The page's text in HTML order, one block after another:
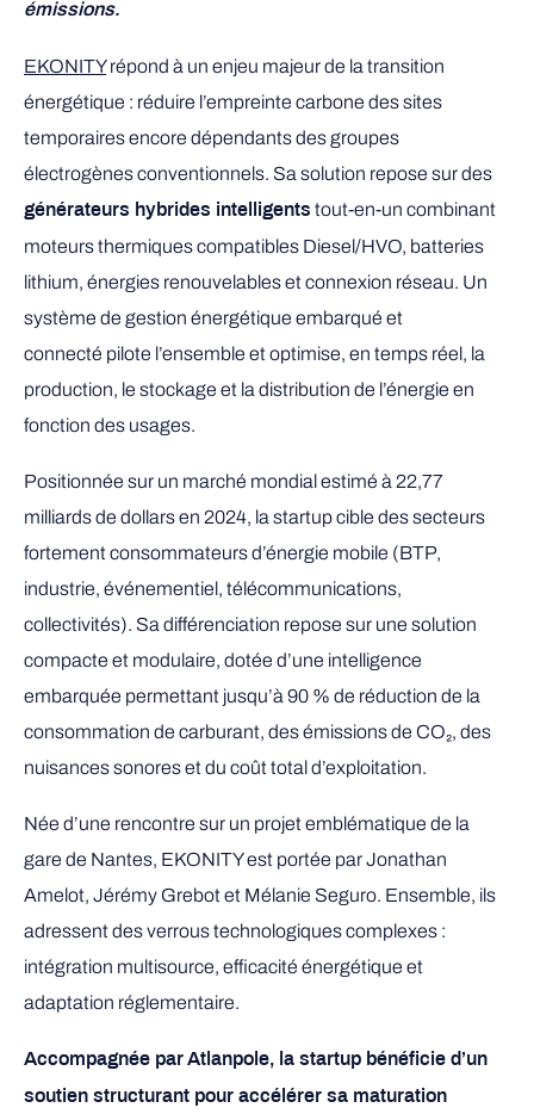
émissions.
EKONITYrépond à un enjeu majeur de la transition
énergétique : réduire l’empreinte carbone des sites
temporaires encore dépendants des groupes
électrogènes conventionnels. Sa solution repose sur des
générateurs hybrides intelligents tout-en-un combinant
moteurs thermiques compatibles Diesel/HVO, batteries
lithium, énergies renouvelables et connexion réseau. Un
système de gestion énergétique embarqué et
connecté pilote l’ensemble et optimise, en temps réel, la
production, le stockage et la distribution de l’énergie en
fonction des usages.
Positionnée sur un marché mondial estimé à 22,77
milliards de dollars en 2024, la startup cible des secteurs
fortement consommateurs d’énergie mobile (BTP,
industrie, événementiel, télécommunications,
collectivités). Sa différenciation repose sur une solution
compacte et modulaire, dotée d’une intelligence
embarquée permettant jusqu’à 90 % de réduction de la
consommation de carburant, des émissions de CO₂, des
nuisances sonores et du coût total d’exploitation.
Née d’une rencontre sur un projet emblématique de la
gare de Nantes, EKONITY est portée par Jonathan
Amelot, Jérémy Grebot et Mélanie Seguro. Ensemble, ils
adressent des verrous technologiques complexes :
intégration multisource, efficacité énergétique et
adaptation réglementaire.
Accompagnée par Atlanpole, la startup bénéficie d’un
soutien structurant pour accélérer sa maturation